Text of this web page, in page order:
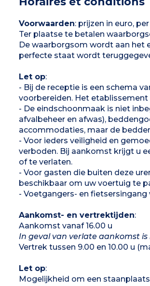
opgemaakt bij aankomst)
1 badkamer met douche, wastafel, wc
Max. capaciteit 5 personen inclusief baby
Voorwaarden: prijzen in euro,
Ter plaatse te betalen
De waarborgsom wordt aan het
perfecte staat wordt
Let op:
- Bij de receptie is een schema
voorbereiden. Het
- De eindschoonmaak is niet
afvalbeheer en afwas),
accommodaties, maar de
- Voor ieders veiligheid en
verboden. Bij aankomst krijgt u
of te verlaten.
- Voor gasten die buiten deze
beschikbaar om uw voertuig te
- Voetgangers- en
Aankomst- en vertrektijden:
Aankomst vanaf 16.00 u
In geval van verlate aankomst
Vertrek tussen 9.00 en 10.00 u
Let op:
Mogelijkheid om een